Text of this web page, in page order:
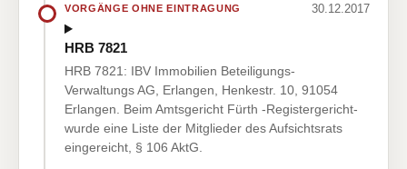
VORGÄNGE OHNE EINTRAGUNG 30.12.2017
HRB 7821
HRB 7821: IBV Immobilien Beteiligungs-
Verwaltungs AG, Erlangen, Henkestr. 10, 91054
Erlangen. Beim Amtsgericht Fürth -Registergericht-
wurde eine Liste der Mitglieder des Aufsichtsrats
eingereicht, § 106 AktG.